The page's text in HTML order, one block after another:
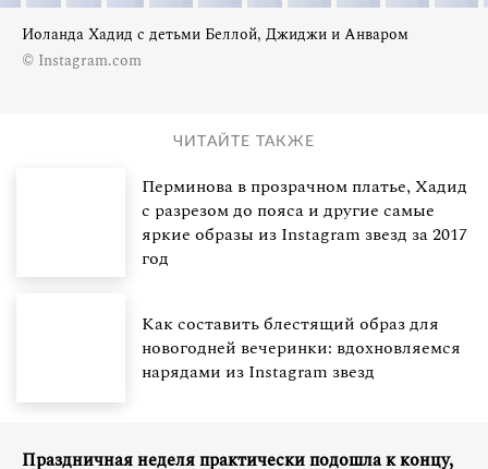
Иоланда Хадид с детьми Беллой, Джиджи и Анваром
© Instagram.com
ЧИТАЙТЕ ТАКЖЕ
Перминова в прозрачном платье, Хадид
с разрезом до пояса и другие самые
яркие образы из Instagram звезд за 2017
год
Как составить блестящий образ для
новогодней вечеринки: вдохновляемся
нарядами из Instagram звезд
Праздничная неделя практически подошла к концу,